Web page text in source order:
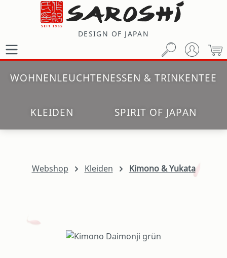
Zum Hauptinhalt springen
DESIGN OF JAPAN
WOHNENLEUCHTENESSEN & TRINKENTEE
KLEIDEN SPIRIT OF JAPAN
Webshop Kleiden Kimono & Yukata
Bildergalerie überspringen